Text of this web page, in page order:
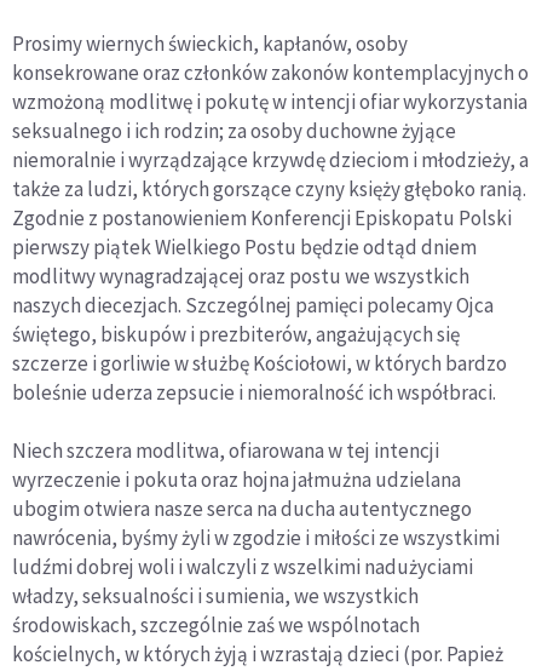
Prosimy wiernych świeckich, kapłanów, osoby
konsekrowane oraz członków zakonów kontemplacyjnych o
wzmożoną modlitwę i pokutę w intencji ofiar wykorzystania
seksualnego i ich rodzin; za osoby duchowne żyjące
niemoralnie i wyrządzające krzywdę dzieciom i młodzieży, a
także za ludzi, których gorszące czyny księży głęboko ranią.
Zgodnie z postanowieniem Konferencji Episkopatu Polski
pierwszy piątek Wielkiego Postu będzie odtąd dniem
modlitwy wynagradzającej oraz postu we wszystkich
naszych diecezjach. Szczególnej pamięci polecamy Ojca
świętego, biskupów i prezbiterów, angażujących się
szczerze i gorliwie w służbę Kościołowi, w których bardzo
boleśnie uderza zepsucie i niemoralność ich współbraci.
Niech szczera modlitwa, ofiarowana w tej intencji
wyrzeczenie i pokuta oraz hojna jałmużna udzielana
ubogim otwiera nasze serca na ducha autentycznego
nawrócenia, byśmy żyli w zgodzie i miłości ze wszystkimi
ludźmi dobrej woli i walczyli z wszelkimi nadużyciami
władzy, seksualności i sumienia, we wszystkich
środowiskach, szczególnie zaś we wspólnotach
kościelnych, w których żyją i wzrastają dzieci (por. Papież